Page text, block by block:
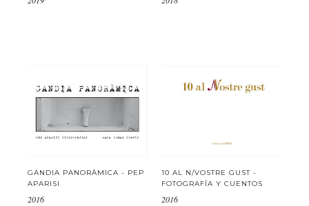
GANDIA PANORÀMICA - PEP
APARISI
2016
10 AL N/VOSTRE GUST -
FOTOGRAFÍA Y CUENTOS
2016